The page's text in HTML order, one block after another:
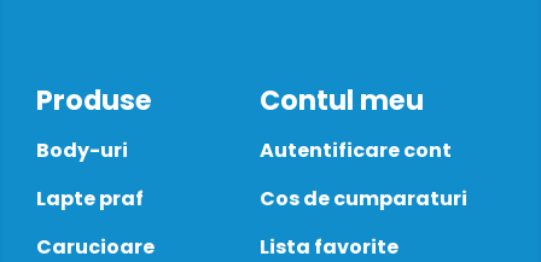
Produse
Body-uri
Lapte praf
Carucioare
Contul meu
Autentificare cont
Cos de cumparaturi
Lista favorite